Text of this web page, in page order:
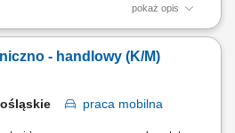
pokaż opis
nowych klientów oraz
dopasowanych do potrzeb klienta,
oraz prowadzenie spotkań
- handlowy (K/M)
praca mobilna